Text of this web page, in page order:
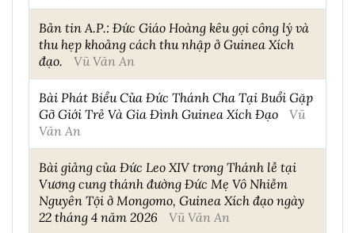
Bản tin A.P.: Đức Giáo Hoàng kêu gọi công lý và
thu hẹp khoảng cách thu nhập ở Guinea Xích
đạo.
Vũ Văn An
Bài Phát Biểu Của Đức Thánh Cha Tại Buổi Gặp
Gỡ Giới Trẻ Và Gia Đình Guinea Xích Đạo
Vũ
Văn An
Bài giảng của Đức Leo XIV trong Thánh lễ tại
Vương cung thánh đường Đức Mẹ Vô Nhiễm
Nguyên Tội ở Mongomo, Guinea Xích đạo ngày
22 tháng 4 năm 2026
Vũ Văn An